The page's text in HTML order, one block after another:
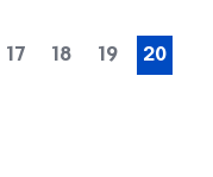
17 18 19 20